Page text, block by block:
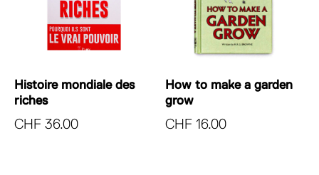
Histoire mondiale des
riches
CHF 36.00
How to make a garden
grow
CHF 16.00